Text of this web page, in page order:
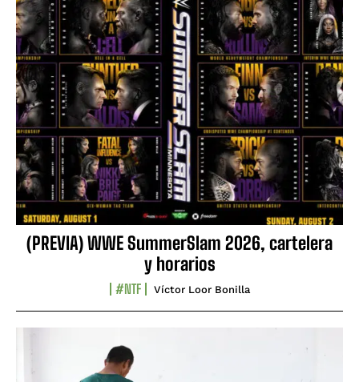
(PREVIA) WWE SummerSlam 2026, cartelera
y horarios
#NTF Víctor Loor Bonilla